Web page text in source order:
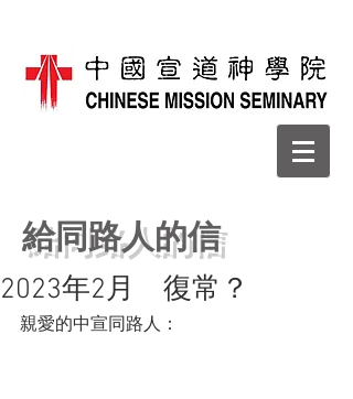
給同路人的信
2023年2月 復常？
親愛的中宣同路人：